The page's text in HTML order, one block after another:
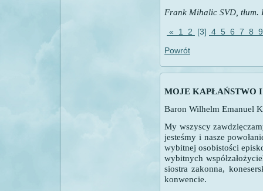
Frank Mihalic SVD, tłum.
« 1 2 [3] 4 5 6 7 8
Powrót
MOJE KAPŁAŃSTWO
Baron Wilhelm Emanuel
My wszyscy
jesteśmy i nasze
wybitnej osobistości
wybitnych
siostra zakonna,
konwencie.